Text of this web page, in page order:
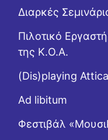
Διαρκές
Πιλοτικό
της Κ.Ο.Α.
(Dis)playing Attica
Ad libitum
Φεστιβάλ